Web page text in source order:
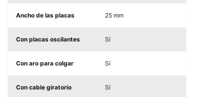
Ancho de las placas 25 mm
Con placas oscilantes Sí
Con aro para colgar Sí
Con cable giratorio Sí